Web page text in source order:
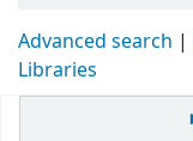
Advanced search
Libraries